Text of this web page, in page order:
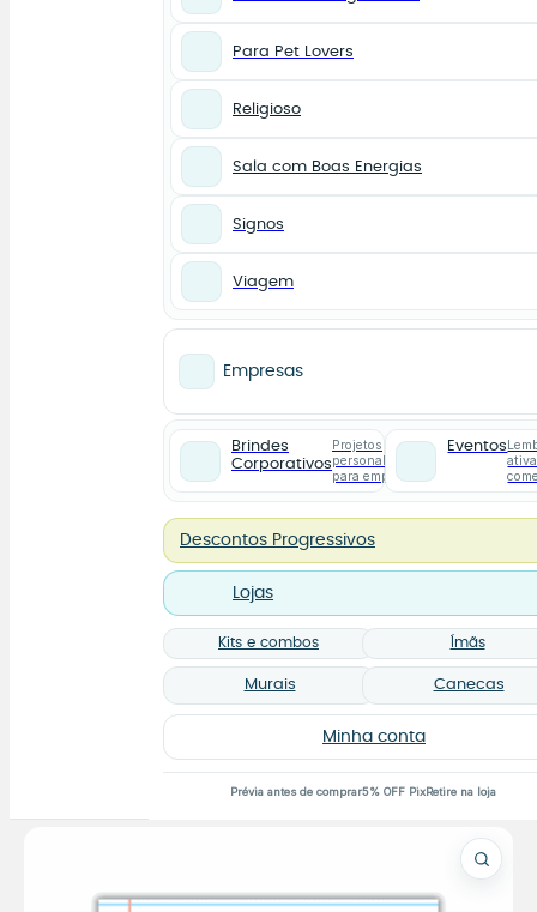
Para Pet Lovers
Religioso
Sala com Boas Energias
Signos
Viagem
Empresas
Brindes
Corporativos
Projetos
personalizados
para empresas
Eventos
Descontos Progressivos
Lojas
Kits e combos Ímãs
Murais Canecas
Minha conta
Prévia antes de comprar5% OFF PixRetire na loja